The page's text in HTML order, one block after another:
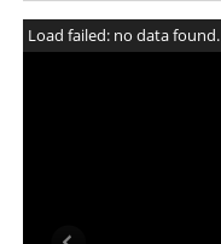
Load failed: no data found.